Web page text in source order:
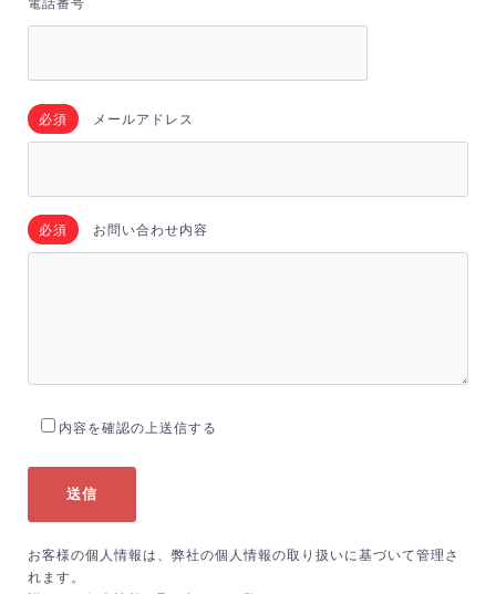
必須 メールアドレス
必須 お問い合わせ内容
内容を確認の上送信する
お客様の個人情報は、弊社の個人情報の取り扱いに基づいて管理さ
れます。